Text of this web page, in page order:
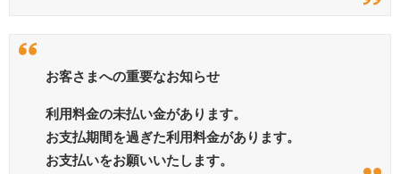
お客さまへの重要なお知らせ
利用料金の未払い金があります。
お支払期間を過ぎた利用料金があります。
お支払いをお願いいたします。